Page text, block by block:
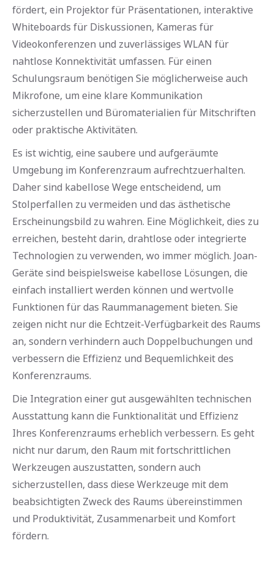
fördert, ein Projektor für Präsentationen, interaktive
Whiteboards für Diskussionen, Kameras für
Videokonferenzen und zuverlässiges WLAN für
nahtlose Konnektivität umfassen. Für einen
Schulungsraum benötigen Sie möglicherweise auch
Mikrofone, um eine klare Kommunikation
sicherzustellen und Büromaterialien für Mitschriften
oder praktische Aktivitäten.
Es ist wichtig, eine saubere und aufgeräumte
Umgebung im Konferenzraum aufrechtzuerhalten.
Daher sind kabellose Wege entscheidend, um
Stolperfallen zu vermeiden und das ästhetische
Erscheinungsbild zu wahren. Eine Möglichkeit, dies zu
erreichen, besteht darin, drahtlose oder integrierte
Technologien zu verwenden, wo immer möglich. Joan-
Geräte sind beispielsweise kabellose Lösungen, die
einfach installiert werden können und wertvolle
Funktionen für das Raummanagement bieten. Sie
zeigen nicht nur die Echtzeit-Verfügbarkeit des Raums
an, sondern verhindern auch Doppelbuchungen und
verbessern die Effizienz und Bequemlichkeit des
Konferenzraums.
Die Integration einer gut ausgewählten technischen
Ausstattung kann die Funktionalität und Effizienz
Ihres Konferenzraums erheblich verbessern. Es geht
nicht nur darum, den Raum mit fortschrittlichen
Werkzeugen auszustatten, sondern auch
sicherzustellen, dass diese Werkzeuge mit dem
beabsichtigten Zweck des Raums übereinstimmen
und Produktivität, Zusammenarbeit und Komfort
fördern.